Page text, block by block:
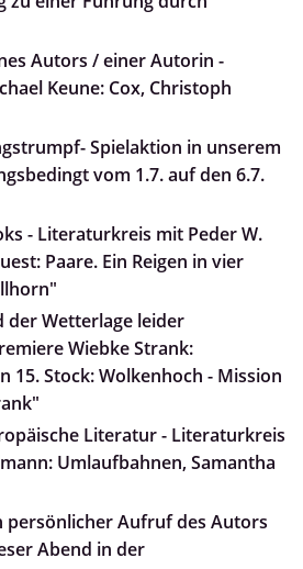
Autors / einer Autorin -
Keune: Cox, Christoph
Spielaktion in unserem
vom 1.7. auf den 6.7.
- Literaturkreis mit Peder W.
Paare. Ein Reigen in vier
der Wetterlage leider
Wiebke Strank:
15. Stock: Wolkenhoch - Mission
Literatur - Literaturkreis
Umlaufbahnen, Samantha
persönlicher Aufruf des Autors
Abend in der